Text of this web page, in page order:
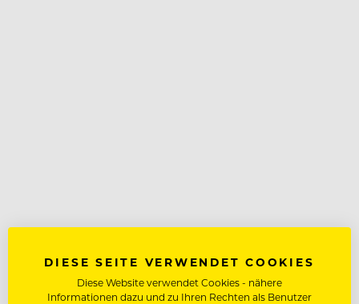
DIESE SEITE VERWENDET COOKIES
Diese Website verwendet Cookies - nähere
Informationen dazu und zu Ihren Rechten als Benutzer